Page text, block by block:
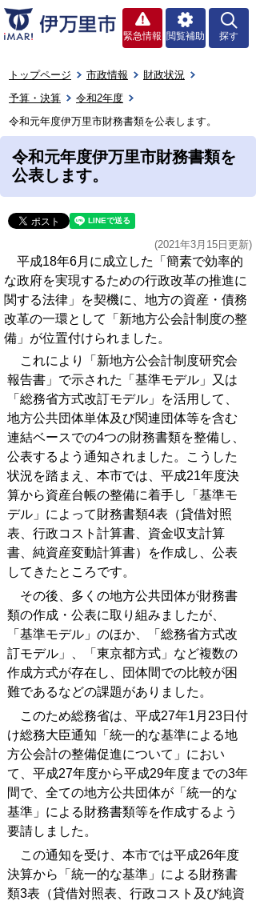
緊急情報 閲覧補助 探す
トップページ 市政情報
財政状況
予算・決算
令和2年度
令和元年度伊万里市財務書類を公表します。
令和元年度伊万里市財務書類を
公表します。
(2021年3月15日更新)
平成18年6月に成立した「簡素で効率的
な政府を実現するための行政改革の推進に
関する法律」を契機に、地方の資産・債務
改革の一環として「新地方公会計制度の整
備」が位置付けられました。
これにより「新地方公会計制度研究会
報告書」で示された「基準モデル」又は
「総務省方式改訂モデル」を活用して、
地方公共団体単体及び関連団体等を含む
連結ベースでの4つの財務書類を整備し、
公表するよう通知されました。こうした
状況を踏まえ、本市では、平成21年度決
算から資産台帳の整備に着手し「基準モ
デル」によって財務書類4表（貸借対照
表、行政コスト計算書、資金収支計算
書、純資産変動計算書）を作成し、公表
してきたところです。
その後、多くの地方公共団体が財務書
類の作成・公表に取り組みましたが、
「基準モデル」のほか、「総務省方式改
訂モデル」、「東京都方式」など複数の
作成方式が存在し、団体間での比較が困
難であるなどの課題がありました。
このため総務省は、平成27年1月23日付
け総務大臣通知「統一的な基準による地
方公会計の整備促進について」におい
て、平成27年度から平成29年度までの3年
間で、全ての地方公共団体が「統一的な
基準」による財務書類等を作成するよう
要請しました。
この通知を受け、本市では平成26年度
決算から「統一的な基準」による財務書
類3表（貸借対照表、行政コスト及び純資